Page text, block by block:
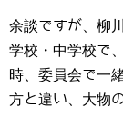
余談ですが、柳
学校・中学校で
時、委員会で一
方と違い、大物